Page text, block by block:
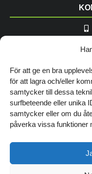
För att ge en bra
för att lagra och/eller
samtycker till dessa
surfbeteende eller unika
samtycker eller om du
påverka vissa funktioner
TITTA
WEBB &